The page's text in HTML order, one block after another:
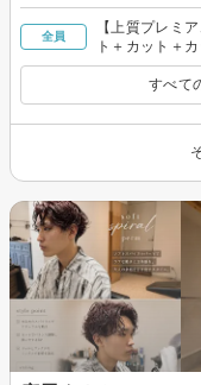
全員
【上質プレミ
ト＋カット＋
すべて